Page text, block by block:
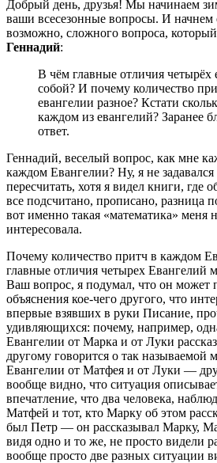
Добрый день, друзья! Мы начинаем
ваши всесезонные вопросы. И начнем
возможно, сложного вопроса,
Геннадий:
В чём главные отличия четырёх
собой? И почему количество
евангелии разное? Кстати
каждом из евангелий? Заранее
ответ.
Геннадий, веселый вопрос, как мне
каждом Евангелии? Ну, я не задавался
пересчитать, хотя я видел книги, где
все подсчитано, прописано, разница
вот именно такая «математика» меня
интересовала.
Почему количество притч в каждом
главные отличия четырех Евангелий
Ваш вопрос, я подумал, что он может
объяснения кое-чего другого, что
впервые взявших в руки Писание,
удивляющихся: почему, например,
Евангелии от Марка и от Луки
другому говорится о так называемой
Евангелии от Матфея и от Луки —
вообще видно, что ситуация
впечатление, что два человека,
Матфей и тот, кто Марку об этом
был Петр — он рассказывал Марку,
видя одно и то же, не просто видели
вообще просто две разных ситуации